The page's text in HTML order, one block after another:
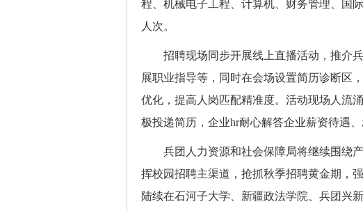
程、机械电子工程、计算机、财务管理、国
人次。
招聘现场同步开展线上直播活动，推介兵
展职业指导等，同时在会场设置简历诊断区
优化，提高人岗匹配精准度。活动现场人流
极投递简历，企业hr耐心解答企业薪资待遇、
兵团人力资源和社会保障局将继续围绕产
挥校园招聘主渠道，抢抓秋季招聘黄金期，
陆续在石河子大学、新疆政法学院、兵团兴